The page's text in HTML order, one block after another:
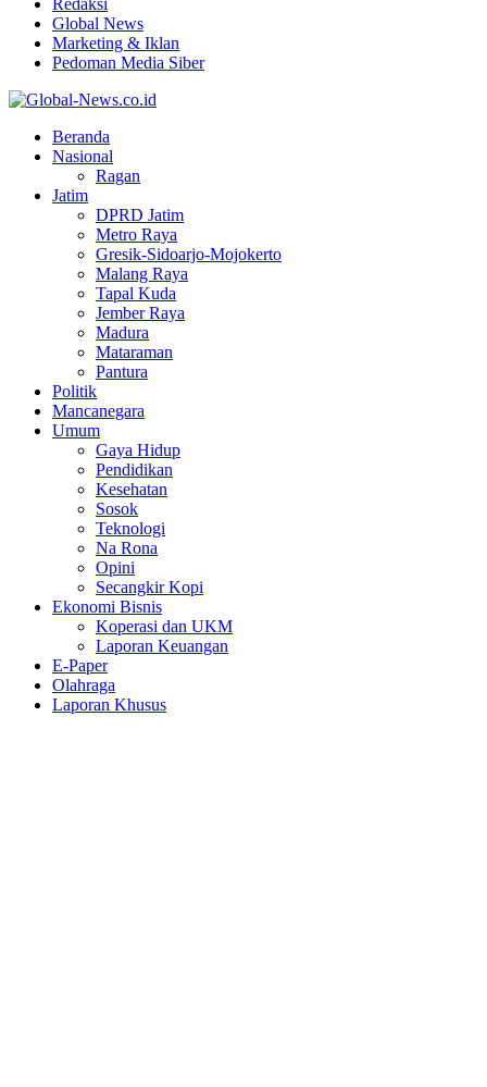
Redaksi
Global News
Marketing & Iklan
Pedoman Media Siber
Beranda
Nasional
Ragan
Jatim
DPRD Jatim
Metro Raya
Gresik-Sidoarjo-Mojokerto
Malang Raya
Tapal Kuda
Jember Raya
Madura
Mataraman
Pantura
Politik
Mancanegara
Umum
Gaya Hidup
Pendidikan
Kesehatan
Sosok
Teknologi
Na Rona
Opini
Secangkir Kopi
Ekonomi Bisnis
Koperasi dan UKM
Laporan Keuangan
E-Paper
Olahraga
Laporan Khusus